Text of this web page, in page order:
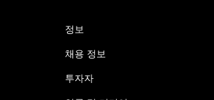
정보
채용 정보
투자자